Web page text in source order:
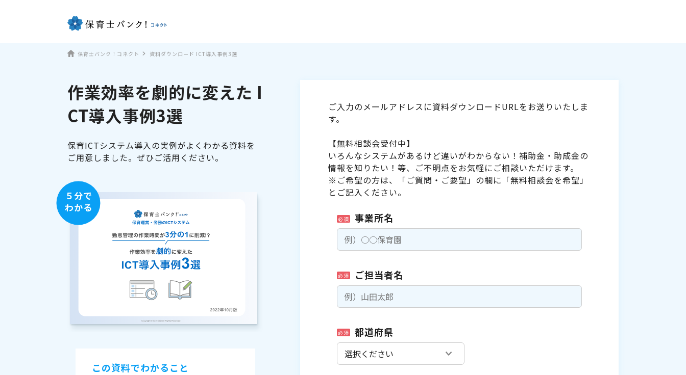
保育士バンク！コネクト 資料ダウンロード ICT導入事例3選
作業効率を劇的に変えた I
CT導入事例3選
保育ICTシステム導入の実例がよくわかる資料を
ご用意しました。ぜひご活用ください。
５分で
わかる
この資料でわかること
ご入力のメールアドレスに資料ダウンロードURLをお送りいたしま
す。
【無料相談会受付中】
いろんなシステムがあるけど違いがわからない！補助金・助成金の
情報を知りたい！等、ご不明点をお気軽にご相談いただけます。
※ご希望の方は、「ご質問・ご要望」の欄に「無料相談会を希望」
とご記入ください。
必須 事業所名
必須 ご担当者名
必須 都道府県